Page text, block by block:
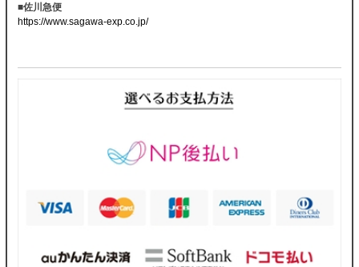
■佐川急便
https://www.sagawa-exp.co.jp/